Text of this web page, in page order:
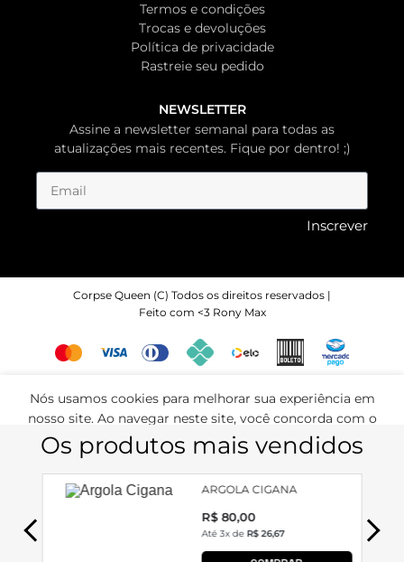
Termos e condições
Trocas e devoluções
Política de privacidade
Rastreie seu pedido
NEWSLETTER
Assine a newsletter semanal para todas as
atualizações mais recentes. Fique por dentro! ;)
Inscrever
Corpse Queen (C) Todos os direitos reservados |
Feito com <3 Rony Max
Nós usamos cookies para melhorar sua experiência em
nosso site. Ao navegar neste site, você concorda com o
uso de cookies. 🍪
ACEITAR